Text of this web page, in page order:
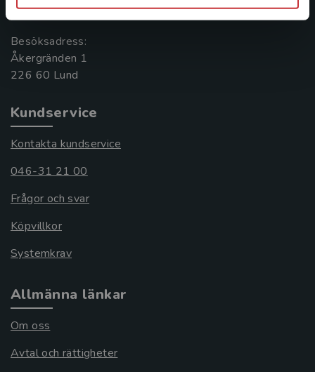
221 00 Lund
Besöksadress:
Åkergränden 1
Kundservice
Kontakta kundservice
046-31 21 00
Frågor och svar
Köpvillkor
Systemkrav
Allmänna länkar
Om oss
Avtal och rättigheter